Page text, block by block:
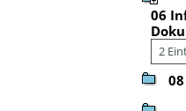
06
2